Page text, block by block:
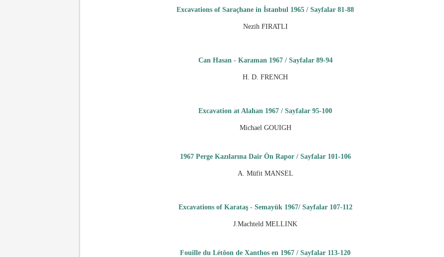
Excavations of Saraçhane in İstanbul 1965 / Sayfalar81-88
Nezih FIRATLI
Can Hasan - Karaman 1967 / Sayfalar 89-94
H. D. FRENCH
Excavation at Alahan 1967 / Sayfalar 95-100
Michael GOUIGH
1967 Perge Kazılarına Dair Ön Rapor / Sayfalar 101-106
A. Müfit MANSEL
Excavations of Karataş - Semayük 1967/ Sayfalar 107-112
J.Machteld MELLINK
Fouille du Létôon de Xanthos en 1967 / Sayfalar 113-120